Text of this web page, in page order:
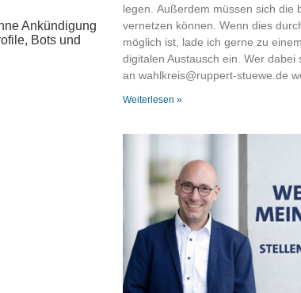
Ankündigung
Bots und
legen. Außerdem müssen sich die
vernetzen können. Wenn dies
möglich ist, lade ich gerne zu
digitalen Austausch ein. Wer dabei
an wahlkreis@ruppert-stuewe.de
Weiterlesen »